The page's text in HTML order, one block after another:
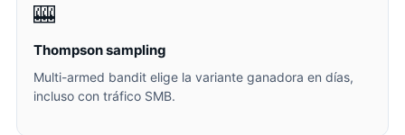
🎰
Thompson sampling
Multi-armed bandit elige la variante ganadora en días,
incluso con tráfico SMB.